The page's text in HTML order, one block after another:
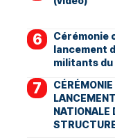
Cérémonie
lancement
militants du
NATIONALE